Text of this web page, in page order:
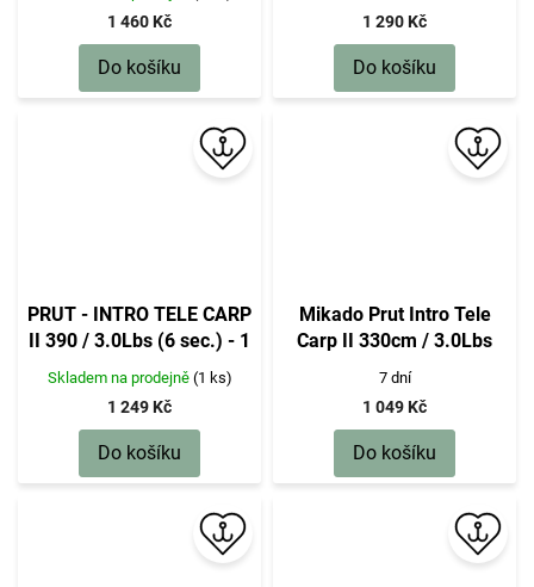
1 460 Kč
Do košíku
1 290 Kč
Do košíku
PRUT - INTRO TELE CARP
II 390 / 3.0Lbs (6 sec.) - 1
Skladem na prodejně (1 ks)
1 249 Kč
Do košíku
Mikado Prut Intro Tele
Carp II 330cm / 3.0Lbs
7 dní
1 049 Kč
Do košíku